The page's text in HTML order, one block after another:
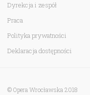
Dyrekcja i zespół
Praca
Polityka prywatności
Deklaracja dostępności
© Opera Wrocławska 2018